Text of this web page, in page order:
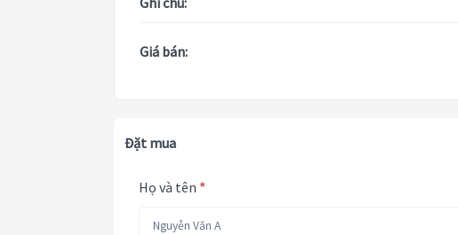
Giá bán:
Đặt mua
Họ và tên *